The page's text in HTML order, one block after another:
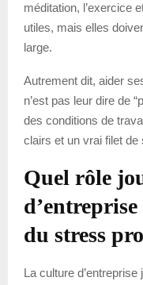
méditation, l’exercice
utiles, mais elles
large.
Autrement dit, aider
n’est pas leur dire de
des conditions de
clairs et un vrai filet de
Quel rôle
du stress
La culture